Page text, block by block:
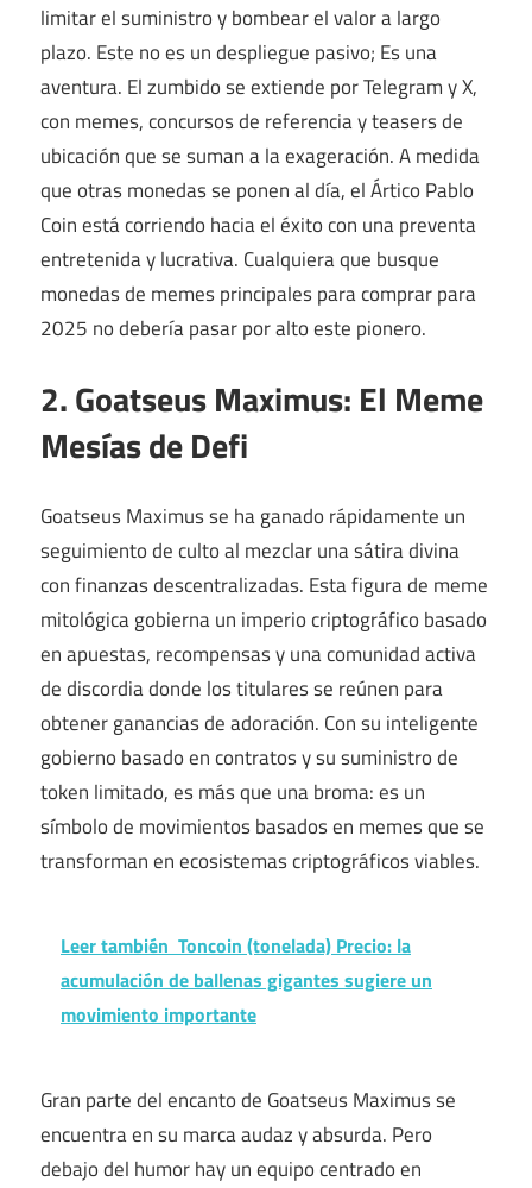
limitar el suministro y bombear el valor a largo
plazo. Este no es un despliegue pasivo; Es una
aventura. El zumbido se extiende por Telegram y X,
con memes, concursos de referencia y teasers de
ubicación que se suman a la exageración. A medida
que otras monedas se ponen al día, el Ártico Pablo
Coin está corriendo hacia el éxito con una preventa
entretenida y lucrativa. Cualquiera que busque
monedas de memes principales para comprar para
2025 no debería pasar por alto este pionero.
2. Goatseus Maximus: El Meme
Mesías de Defi
Goatseus Maximus se ha ganado rápidamente un
seguimiento de culto al mezclar una sátira divina
con finanzas descentralizadas. Esta figura de meme
mitológica gobierna un imperio criptográfico basado
en apuestas, recompensas y una comunidad activa
de discordia donde los titulares se reúnen para
obtener ganancias de adoración. Con su inteligente
gobierno basado en contratos y su suministro de
token limitado, es más que una broma: es un
símbolo de movimientos basados ​​en memes que se
transforman en ecosistemas criptográficos viables.
Leer también Toncoin (tonelada) Precio: la
acumulación de ballenas gigantes sugiere un
movimiento importante
Gran parte del encanto de Goatseus Maximus se
encuentra en su marca audaz y absurda. Pero
debajo del humor hay un equipo centrado en